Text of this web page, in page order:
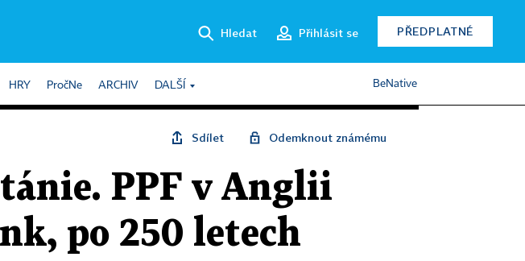
Hledat Přihlásit se PŘEDPLATNÉ
HRY PročNe ARCHIV DALŠÍ BeNative
Sdílet Odemknout známému
PPF v Anglii
po 250 letech